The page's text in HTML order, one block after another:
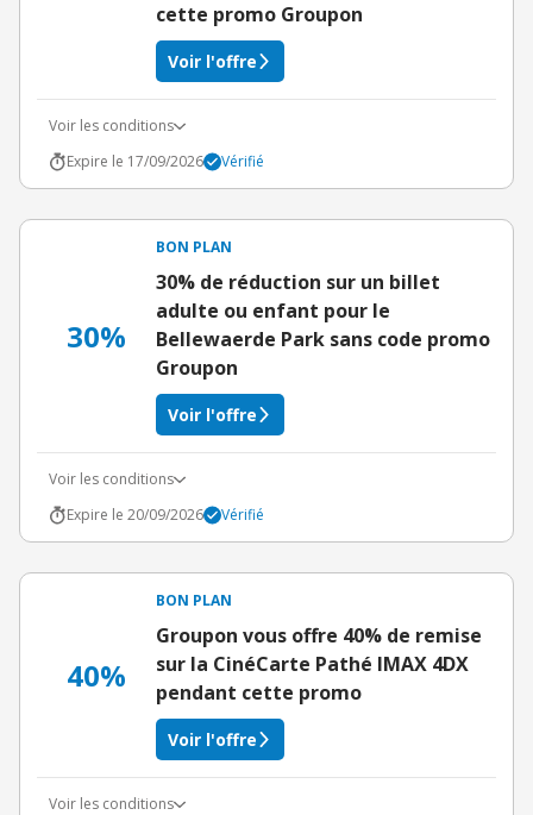
cette promo Groupon
Voir l'offre
Voir les conditions
Expire le 17/09/2026
Vérifié
30%
BON PLAN
30% de réduction sur un billet
adulte ou enfant pour le
Bellewaerde Park sans code promo
Groupon
Voir l'offre
Voir les conditions
Expire le 20/09/2026
Vérifié
40%
BON PLAN
Groupon vous offre 40% de remise
sur la CinéCarte Pathé IMAX 4DX
pendant cette promo
Voir l'offre
Voir les conditions